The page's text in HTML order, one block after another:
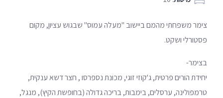
צימר משפחתי מהמם ביישוב "מעלה עמוס" שבגוש עציון, מקום
פסטורלי ושקט.
בצימר-
יחידת הורים פרטית, ג'קוזי זוגי, מכונת נספרסו , חצר דשא ענקית,
טרמפולינה, ערסלים, בימבות, בריכה גדולה (בחופשת הקיץ), מנגל,